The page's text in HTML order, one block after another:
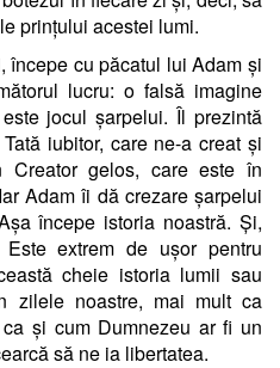
prințului acestei lumi.
începe cu păcatul lui Adam și
lucru: o falsă imagine
jocul șarpelui. Îl prezintă
iubitor, care ne-a creat și
gelos, care este în
Adam îi dă crezare șarpelui
începe istoria noastră. Și,
extrem de ușor pentru
cheie istoria lumii sau
zilele noastre, mai mult ca
și cum Dumnezeu ar fi un
să ne ia libertatea.